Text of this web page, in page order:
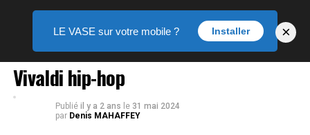
DANSE
Vivaldi hip-hop
Publié il y a 2 ans le 31 mai 2024
par Denis MAHAFFEY
LE VASE sur votre mobile ? Installer ×